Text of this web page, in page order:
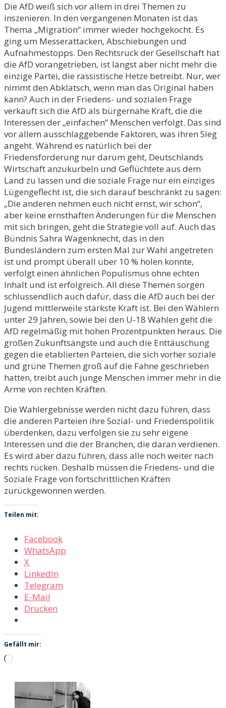
Die AfD weiß sich vor allem in drei Themen zu
inszenieren. In den vergangenen Monaten ist das
Thema „Migration“ immer wieder hochgekocht. Es
ging um Messerattacken, Abschiebungen und
Aufnahmestopps. Den Rechtsruck der Gesellschaft hat
die AfD vorangetrieben, ist längst aber nicht mehr die
einzige Partei, die rassistische Hetze betreibt. Nur, wer
nimmt den Abklatsch, wenn man das Original haben
kann? Auch in der Friedens- und sozialen Frage
verkauft sich die AfD als bürgernahe Kraft, die die
Interessen der „einfachen“ Menschen verfolgt. Das sind
vor allem ausschlaggebende Faktoren, was ihren Sieg
angeht. Während es natürlich bei der
Friedensforderung nur darum geht, Deutschlands
Wirtschaft anzukurbeln und Geflüchtete aus dem
Land zu lassen und die soziale Frage nur ein einziges
Lügengeflecht ist, die sich darauf beschränkt zu sagen:
„Die anderen nehmen euch nicht ernst, wir schon“,
aber keine ernsthaften Änderungen für die Menschen
mit sich bringen, geht die Strategie voll auf. Auch das
Bündnis Sahra Wagenknecht, das in den
Bundesländern zum ersten Mal zur Wahl angetreten
ist und prompt überall über 10 % holen konnte,
verfolgt einen ähnlichen Populismus ohne echten
Inhalt und ist erfolgreich. All diese Themen sorgen
schlussendlich auch dafür, dass die AfD auch bei der
Jugend mittlerweile stärkste Kraft ist. Bei den Wählern
unter 29 Jahren, sowie bei den U-18 Wahlen geht die
AfD regelmäßig mit hohen Prozentpunkten heraus. Die
großen Zukunftsängste und auch die Enttäuschung
gegen die etablierten Parteien, die sich vorher soziale
und grüne Themen groß auf die Fahne geschrieben
hatten, treibt auch junge Menschen immer mehr in die
Arme von rechten Kräften.
Die Wahlergebnisse werden nicht dazu führen, dass
die anderen Parteien ihre Sozial- und Friedenspolitik
überdenken, dazu verfolgen sie zu sehr eigene
Interessen und die der Branchen, die daran verdienen.
Es wird aber dazu führen, dass alle noch weiter nach
rechts rücken. Deshalb müssen die Friedens- und die
Soziale Frage von fortschrittlichen Kräften
zurückgewonnen werden.
Teilen mit:
Facebook
WhatsApp
X
LinkedIn
Telegram
E-Mail
Drucken
Gefällt mir:
Wird